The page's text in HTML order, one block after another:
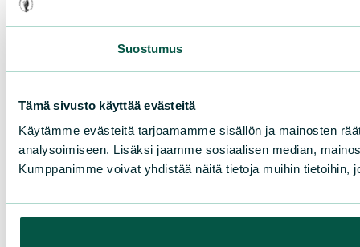
Suostumus
Tämä sivusto käyttää evästeitä
Käytämme evästeitä tarjoamamme sisällön ja mainosten
analysoimiseen. Lisäksi jaamme sosiaalisen median,
Kumppanimme voivat yhdistää näitä tietoja muihin tietoihin,